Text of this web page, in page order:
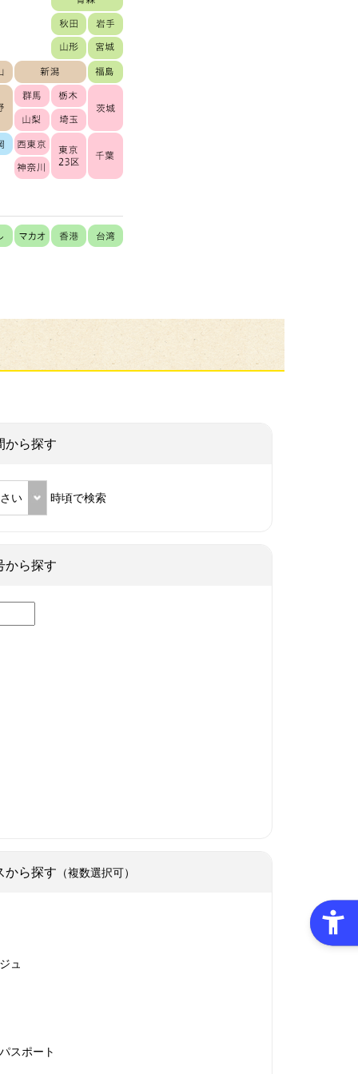
から探す
い 時頃で検索
から探す
から探す （複数選択可）
ュ
スポート